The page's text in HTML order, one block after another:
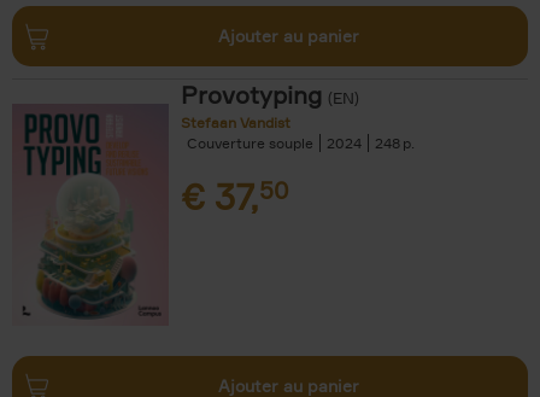
Ajouter au panier
Provotyping (EN)
Stefaan Vandist
Couverture souple
2024 248
€ 37,50
Ajouter au panier